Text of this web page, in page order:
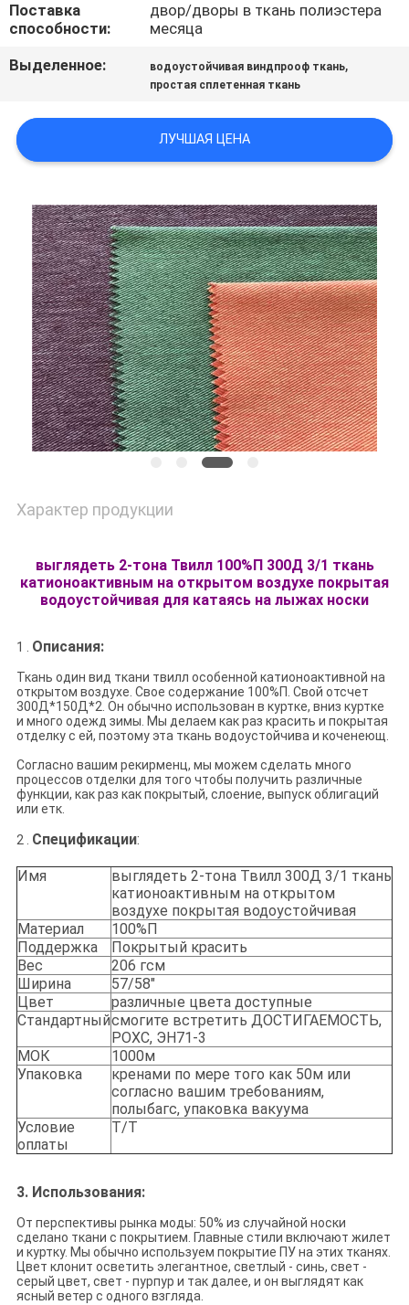
КАРТА
САЙТА
PRIVACY
POLICY
Поставка
способности:
двор/дворы в ткань полиэстера
месяца
Выделенное:
водоустойчивая виндпрооф ткань,
простая сплетенная ткань
ЛУЧШАЯ ЦЕНА
Характер продукции
выглядеть 2-тона Твилл 100%П 300Д 3/1 ткань
катионоактивным на открытом воздухе покрытая
водоустойчивая для катаясь на лыжах носки
1 . Описания:
Ткань один вид ткани твилл особенной катионоактивной на
открытом воздухе. Свое содержание 100%П. Свой отсчет
300Д*150Д*2. Он обычно использован в куртке, вниз куртке
и много одежд зимы. Мы делаем как раз красить и покрытая
отделку с ей, поэтому эта ткань водоустойчива и коченеющ.
Согласно вашим рекирменц, мы можем сделать много
процессов отделки для того чтобы получить различные
функции, как раз как покрытый, слоение, выпуск облигаций
или етк.
2 . Спецификации:
Имя
выглядеть 2-тона Твилл 300Д 3/1 ткань
катионоактивным на открытом
воздухе покрытая водоустойчивая
Материал
100%П
Поддержка
Покрытый красить
Вес
206 гсм
Ширина
57/58"
Цвет
различные цвета доступные
Стандартныйсмогите встретить ДОСТИГАЕМОСТЬ,
РОХС, ЭН71-3
МОК
1000м
Упаковка
кренами по мере того как 50м или
согласно вашим требованиям,
полыбагс, упаковка вакуума
Условие
оплаты
Т/Т
3. Использования:
От перспективы рынка моды: 50% из случайной носки
сделано ткани с покрытием. Главные стили включают жилет
и куртку. Мы обычно используем покрытие ПУ на этих тканях.
Цвет клонит осветить элегантное, светлый - синь, свет -
серый цвет, свет - пурпур и так далее, и он выглядят как
ясный ветер с одного взгляда.